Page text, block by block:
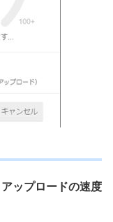
アップロードの速度